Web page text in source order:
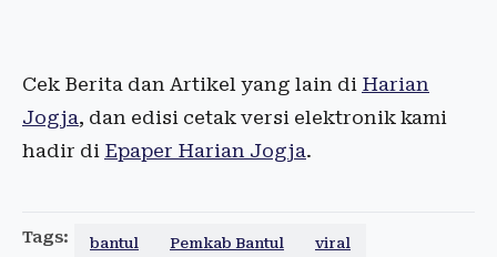
Cek Berita dan Artikel yang lain di Harian
Jogja, dan edisi cetak versi elektronik kami
hadir di Epaper Harian Jogja.
Tags: bantul Pemkab Bantul viral